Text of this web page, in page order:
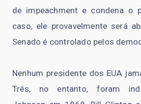
de impeachment e condena o
caso, ele provavelmente será
Senado é controlado pelos
Nenhum presidente dos EUA
Três, no entanto, foram